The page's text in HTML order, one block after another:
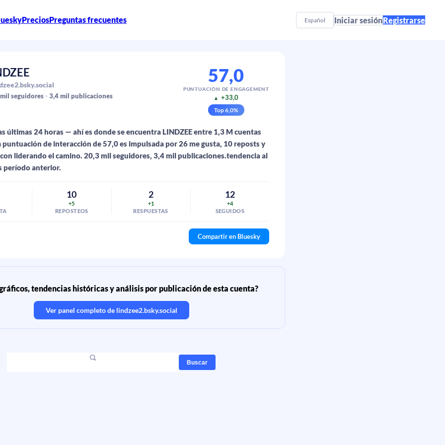
PreciosPreguntas frecuentes Español Iniciar sesiónRegistrarse
seguidores 3,4 mil publicaciones
57,0
PUNTUACIÓN DE ENGAGEMENT
▲ +33,0
Top6,0%
últimas 24 horas — ahí es donde se encuentra LINDZEE entre 1,3 M cuentas
puntuación de interacción de 57,0 es impulsada por 26 me gusta, 10 reposts y
liderando el camino. 20,3 mil seguidores, 3,4 mil publicaciones.tendencia al
período anterior.
10
+5
REPOSTEOS
2
+1
RESPUESTAS
12
+4
SEGUIDOS
Compartir en Bluesky
tendencias históricas y análisis por publicación de esta cuenta?
Ver panel completo de lindzee2.bsky.social
Buscar